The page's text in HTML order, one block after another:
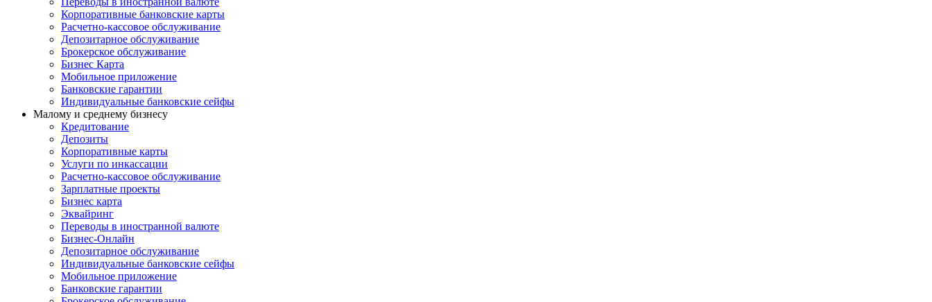
Корпоративные банковские карты
Расчетно-кассовое обслуживание
Депозитарное обслуживание
Брокерское обслуживание
Бизнес Карта
Мобильное приложение
Банковские гарантии
Индивидуальные банковские сейфы
Малому и среднему бизнесу
Кредитование
Депозиты
Корпоративные карты
Услуги по инкассации
Расчетно-кассовое обслуживание
Зарплатные проекты
Бизнес карта
Эквайринг
Переводы в иностранной валюте
Бизнес-Онлайн
Депозитарное обслуживание
Индивидуальные банковские сейфы
Мобильное приложение
Банковские гарантии